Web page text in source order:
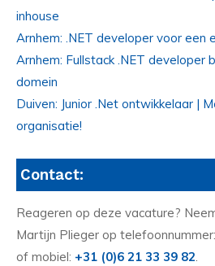
inhouse
Arnhem: .NET developer voor een
Arnhem: Fullstack .NET developer
domein
Duiven: Junior .Net ontwikkelaar |
organisatie!
Contact:
Reageren op deze vacature?
Martijn Plieger op telefoonnummer:
of mobiel: +31 (0)6 21 33 39 82.